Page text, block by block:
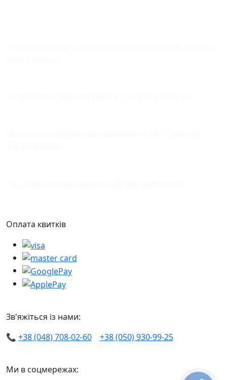
Оплата квитків
Зв'яжіться із нами:
📞 +38 (048) 708-02-60 +38 (050) 930-99-25
Ми в соцмережах: